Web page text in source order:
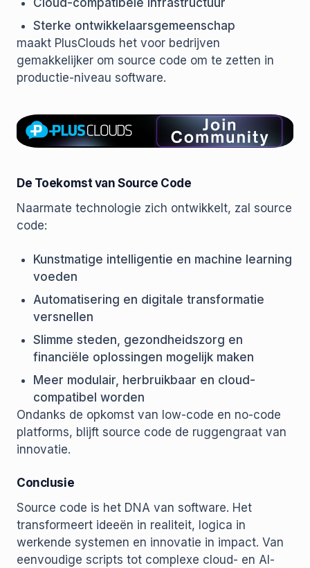
Cloud-compatibele infrastructuur
Sterke ontwikkelaarsgemeenschap
maakt PlusClouds het voor bedrijven
gemakkelijker om source code om te zetten in
productie-niveau software.
De Toekomst van Source Code
Naarmate technologie zich ontwikkelt, zal source
code:
Kunstmatige intelligentie en machine learning
voeden
Automatisering en digitale transformatie
versnellen
Slimme steden, gezondheidszorg en
financiële oplossingen mogelijk maken
Meer modulair, herbruikbaar en cloud-
compatibel worden
Ondanks de opkomst van low-code en no-code
platforms, blijft source code de ruggengraat van
innovatie.
Conclusie
Source code is het DNA van software. Het
transformeert ideeën in realiteit, logica in
werkende systemen en innovatie in impact. Van
eenvoudige scripts tot complexe cloud- en AI-